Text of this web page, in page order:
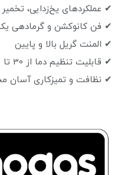
✔ عملکردهای یخ‌زدایی،
✔ فن کانوکشن و گرمادهی
✔ المنت گریل بالا و پایین
✔ قابلیت تنظیم دما از 30 تا 250 درجه
✔ نظافت و تمیزکاری آسان